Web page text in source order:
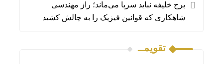
برج خلیفه نباید سرپا می‌ماند؛ راز مهندسی
شاهکاری که قوانین فیزیک را به چالش کشید
تقویمــ